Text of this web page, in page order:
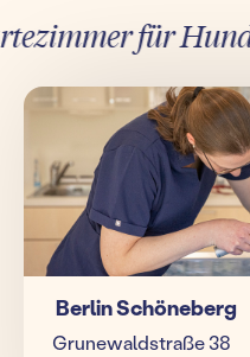
für Hund
Berlin Schöneberg
Grunewaldstraße 38